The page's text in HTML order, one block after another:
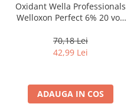
Oxidant Wella Professionals
Welloxon Perfect 6% 20 vol,
70,18 Lei
42,99 Lei
ADAUGA IN COS